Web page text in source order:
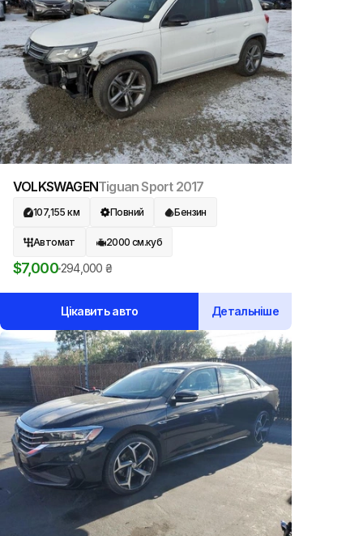
та активні прискорення — зовсім інше. У підсумку
VOLKSWAGEN Tiguan S 2014 підійде тим, кому
потрібен зрозумілий кросовер на кожен день, без
претензій на «преміум», але з адекватною
динамікою та зручністю.
Цей автомобіль можна привезти з США. Зверніться
до команди Global Auto Logistic — ми допоможемо
доставку.
VOLKSWAGENTiguan Sport 2017
107,155 км Повний Бензин
Автомат 2000 см.куб
$7,000294,000 ₴
Цікавить авто Детальніше